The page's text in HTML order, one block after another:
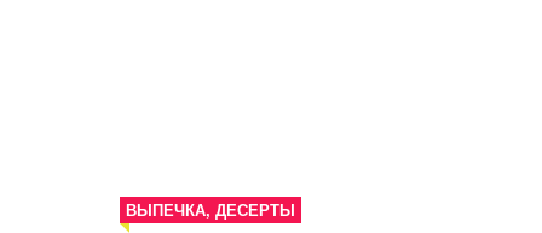
ВЫПЕЧКА, ДЕСЕРТЫ